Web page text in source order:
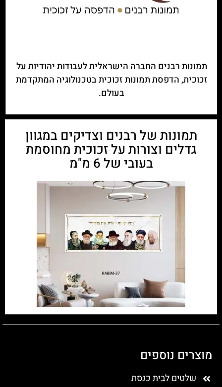
תמונות רבנים החברה הישראלית לעבודות יהודיות על
זכוכית, הדפסת תמונות זכוכית בטכנולוגיה המתקדמת
בעולם.
תמונות של רבנים וצדיקים במגוון
גדלים וצורות על זכוכית מחוסמת
בעובי של 6 מ"מ
מוצרים נוספים
שלטים לבית כנסת